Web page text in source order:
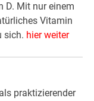
D. Mit nur einem
Vitamin
sich. hier weiter
praktizierender